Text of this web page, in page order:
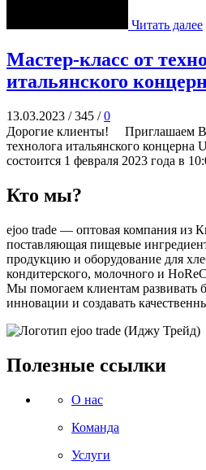
Читать далее
Мастер-класс от
итальянского
13.03.2023 / 345 / 0
Дорогие клиенты! ⠀ Приглашаем
технолога итальянского концерна
состоится 1 февраля 2023 года в
Кто мы?
ejoo trade — оптовая компания из
поставляющая пищевые
продукцию и оборудование для
кондитерского, молочного и
Мы помогаем клиентам развивать
инновации и создавать
Полезные ссылки
О нас
Команда
Услуги